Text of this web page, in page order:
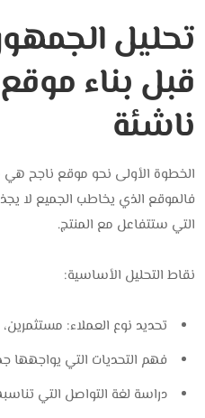
تحليل
قبل بناء
ناشئة
الخطوة الأولى نحو موقع ناجح
فالموقع الذي يخاطب الجميع لا
التي ستتفاعل مع المنتج.
نقاط التحليل الأساسية:
تحديد نوع العملاء:
فهم التحديات التي
دراسة لغة التواصل التي